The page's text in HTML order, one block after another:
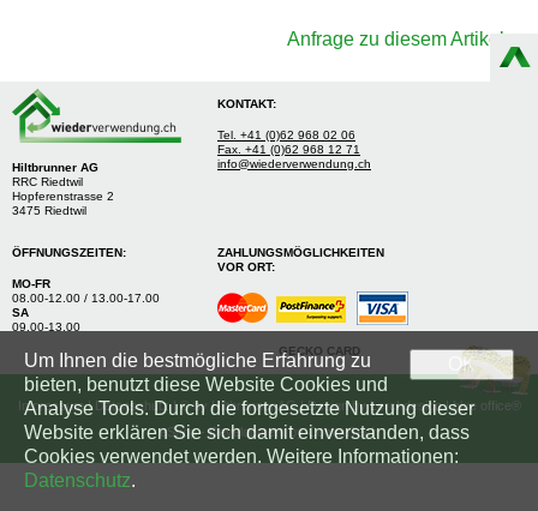
Anfrage zu diesem Artikel »
Hiltbrunner AG
RRC Riedtwil
Hopferenstrasse 2
3475 Riedtwil
KONTAKT:
Tel. +41 (0)62 968 02 06
Fax. +41 (0)62 968 12 71
info@wiederverwendung.ch
ÖFFNUNGSZEITEN:
MO-FR
08.00-12.00 / 13.00-17.00
SA
09.00-13.00
ZAHLUNGSMÖGLICHKEITEN
VOR ORT:
GECKO CARD
Impressum| Datenschutz| © byHiltbrunner AG| Design byLerchdesign| blue office®
eShop - Development byCompuTech
OK
Um Ihnen die bestmögliche Erfahrung zu
bieten, benutzt diese Website Cookies und
Analyse Tools. Durch die fortgesetzte Nutzung dieser
Website erklären Sie sich damit einverstanden, dass
Cookies verwendet werden. Weitere Informationen:
Datenschutz.